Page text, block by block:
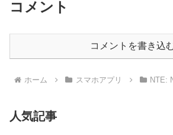
コメント
コメントを書き込
ホーム スマホアプリ NTE:
人気記事